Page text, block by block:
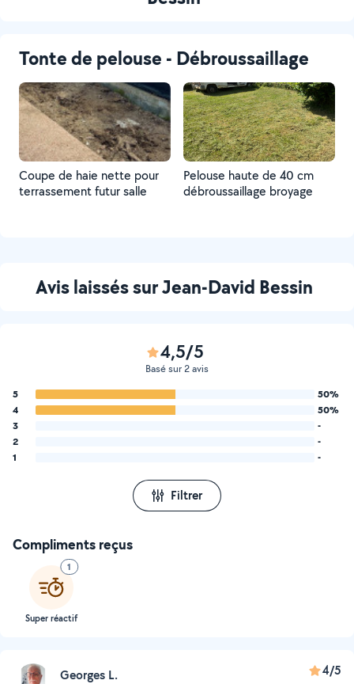
Tonte de pelouse - Débroussaillage
Coupe de haie nette pour
terrassement futur salle
Pelouse haute de 40 cm
débroussaillage broyage
Avis laissés sur Jean-David Bessin
4,5/5
Basé sur 2 avis
5
50%
4
50%
3
-
2
-
1
-
Filtrer
Compliments reçus
1
Super réactif
Georges L. 4/5